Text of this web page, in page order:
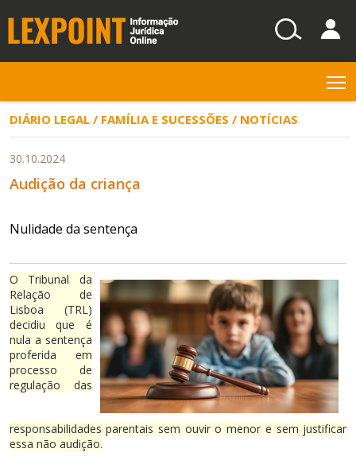
DIÁRIO LEGAL / FAMÍLIA E SUCESSÕES / NOTÍCIAS
30.10.2024
Audição da criança
Nulidade da sentença
O Tribunal da
Relação de
Lisboa (TRL)
decidiu que é
nula a sentença
proferida em
processo de
regulação das
responsabilidades parentais sem ouvir o menor e sem justificar
essa não audição.